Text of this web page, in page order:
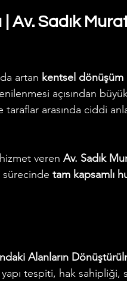
Av. Sadık
artan kentsel
açısından
taraflar arasında ciddi
veren Av. Sadık
tam kapsamlı
Alanların
tespiti, hak sahipliği,